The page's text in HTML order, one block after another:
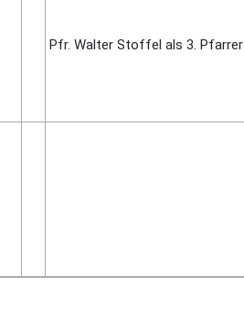
Pfr. Walter Stoffel als 3. Pfarrer